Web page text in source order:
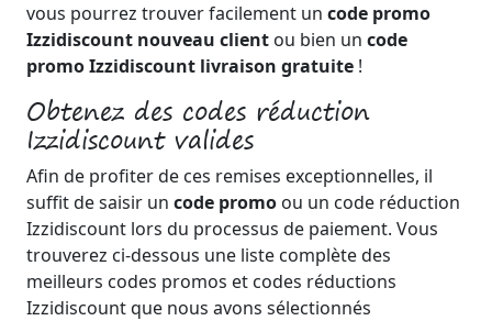
vous pourrez trouver facilement un code promo
Izzidiscount nouveau client ou bien un code
promo Izzidiscount livraison gratuite !
Obtenez des codes réduction
Izzidiscount valides
Afin de profiter de ces remises exceptionnelles, il
suffit de saisir un code promo ou un code réduction
Izzidiscount lors du processus de paiement. Vous
trouverez ci-dessous une liste complète des
meilleurs codes promos et codes réductions
Izzidiscount que nous avons sélectionnés